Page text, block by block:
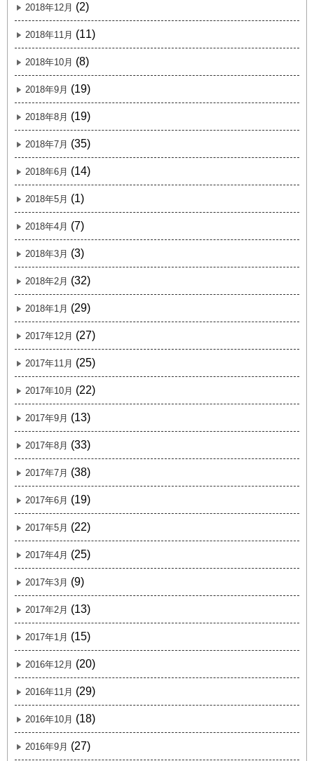
2018年12月 (2)
2018年11月 (11)
2018年10月 (8)
2018年9月 (19)
2018年8月 (19)
2018年7月 (35)
2018年6月 (14)
2018年5月 (1)
2018年4月 (7)
2018年3月 (3)
2018年2月 (32)
2018年1月 (29)
2017年12月 (27)
2017年11月 (25)
2017年10月 (22)
2017年9月 (13)
2017年8月 (33)
2017年7月 (38)
2017年6月 (19)
2017年5月 (22)
2017年4月 (25)
2017年3月 (9)
2017年2月 (13)
2017年1月 (15)
2016年12月 (20)
2016年11月 (29)
2016年10月 (18)
2016年9月 (27)